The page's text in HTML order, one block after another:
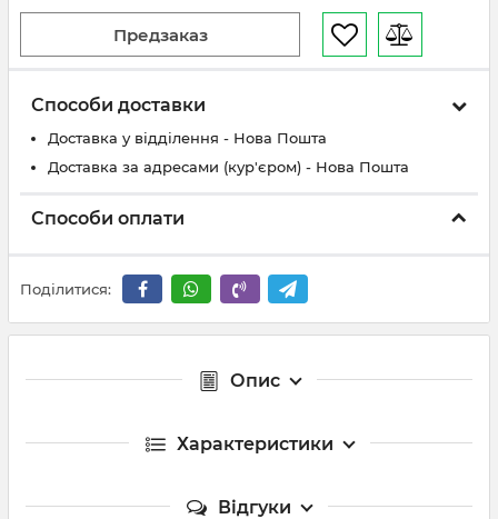
Предзаказ
Способи доставки
Доставка у відділення - Нова Пошта
Доставка за адресами (кур'єром) - Нова Пошта
Способи оплати
Поділитися:
Опис
Характеристики
Відгуки